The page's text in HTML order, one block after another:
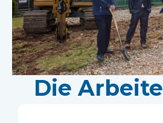
Die